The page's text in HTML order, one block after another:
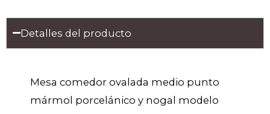
Detalles del producto
Mesa comedor ovalada medio punto
mármol porcelánico y nogal modelo